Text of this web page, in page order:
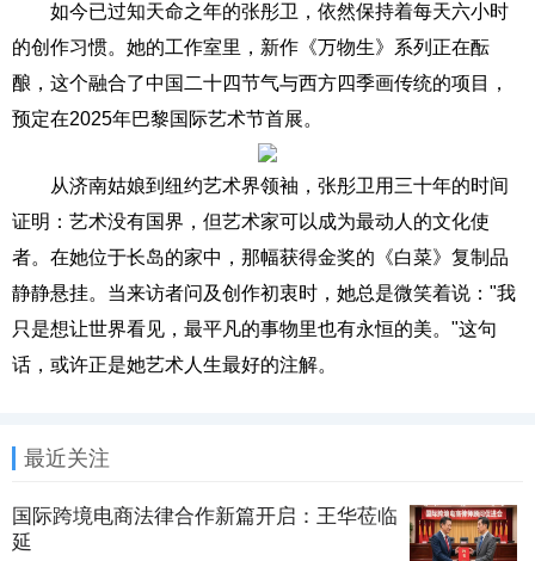
如今已过知天命之年的张彤卫，依然保持着每天六小时
的创作习惯。她的工作室里，新作《万物生》系列正在酝
酿，这个融合了中国二十四节气与西方四季画传统的项目，
预定在2025年巴黎国际艺术节首展。
从济南姑娘到纽约艺术界领袖，张彤卫用三十年的时间
证明：艺术没有国界，但艺术家可以成为最动人的文化使
者。在她位于长岛的家中，那幅获得金奖的《白菜》复制品
静静悬挂。当来访者问及创作初衷时，她总是微笑着说："我
只是想让世界看见，最平凡的事物里也有永恒的美。"这句
话，或许正是她艺术人生最好的注解。
最近关注
国际跨境电商法律合作新篇开启：王华莅临
延